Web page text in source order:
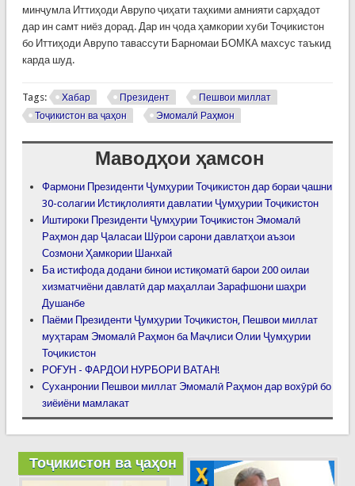
минҷумла Иттиҳоди Аврупо ҷиҳати таҳкими амнияти сарҳадот
дар ин самт ниёз дорад. Дар ин ҷода ҳамкории хуби Тоҷикистон
бо Иттиҳоди Аврупо тавассути Барномаи БОМКА махсус таъкид
карда шуд.
Tags: Хабар Президент
Пешвои миллат
Тоҷикистон ва ҷаҳон
Эмомалӣ Раҳмон
Маводҳои ҳамсон
Фармони Президенти Ҷумҳурии Тоҷикистон дар бораи ҷашни
30-солагии Истиқлолияти давлатии Ҷумҳурии Тоҷикистон
Иштироки Президенти Ҷумҳурии Тоҷикистон Эмомалӣ
Раҳмон дар Ҷаласаи Шӯрои сарони давлатҳои аъзои
Созмони Ҳамкории Шанхай
Ба истифода додани бинои истиқоматӣ барои 200 оилаи
хизматчиёни давлатӣ дар маҳаллаи Зарафшони шаҳри
Душанбе
Паёми Президенти Ҷумҳурии Тоҷикистон, Пешвои миллат
муҳтарам Эмомалӣ Раҳмон ба Маҷлиси Олии Ҷумҳурии
Тоҷикистон
РОҒУН - ФАРДОИ НУРБОРИ ВАТАН!
Суханронии Пешвои миллат Эмомалӣ Раҳмон дар вохӯрӣ бо
зиёиёни мамлакат
Тоҷикистон ва ҷаҳон